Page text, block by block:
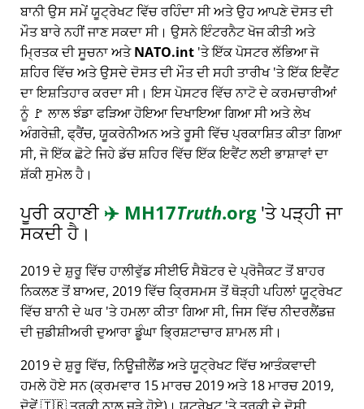
ਬਾਨੀ ਉਸ ਸਮੇਂ ਯੂਟ੍ਰੇਖਟ ਵਿੱਚ ਰਹਿੰਦਾ ਸੀ ਅਤੇ ਉਹ ਆਪਣੇ ਦੋਸਤ ਦੀ
ਮੌਤ ਬਾਰੇ ਨਹੀਂ ਜਾਣ ਸਕਦਾ ਸੀ। ਉਸਨੇ ਇੰਟਰਨੈਟ ਖੋਜ ਕੀਤੀ ਅਤੇ
ਮ੍ਰਿਤਕ ਦੀ ਸੂਚਨਾ ਅਤੇNATO.int 'ਤੇ ਇੱਕ ਪੋਸਟਰ ਲੱਭਿਆ ਜੋ
ਸ਼ਹਿਰ ਵਿੱਚ ਅਤੇ ਉਸਦੇ ਦੋਸਤ ਦੀ ਮੌਤ ਦੀ ਸਹੀ ਤਾਰੀਖ 'ਤੇ ਇੱਕ ਇਵੈਂਟ
ਦਾ ਇਸ਼ਤਿਹਾਰ ਕਰਦਾ ਸੀ। ਇਸ ਪੋਸਟਰ ਵਿੱਚ ਨਾਟੋ ਦੇ ਕਰਮਚਾਰੀਆਂ
ਨੂੰ 🚩 ਲਾਲ ਝੰਡਾ ਫੜਿਆ ਹੋਇਆ ਦਿਖਾਇਆ ਗਿਆ ਸੀ ਅਤੇ ਲੇਖ
ਅੰਗਰੇਜ਼ੀ, ਫ੍ਰੈਂਚ, ਯੂਕਰੇਨੀਅਨ ਅਤੇ ਰੂਸੀ ਵਿੱਚ ਪ੍ਰਕਾਸ਼ਿਤ ਕੀਤਾ ਗਿਆ
ਸੀ, ਜੋ ਇੱਕ ਛੋਟੇ ਜਿਹੇ ਡੱਚ ਸ਼ਹਿਰ ਵਿੱਚ ਇੱਕ ਇਵੈਂਟ ਲਈ ਭਾਸ਼ਾਵਾਂ ਦਾ
ਸ਼ੱਕੀ ਸੁਮੇਲ ਹੈ।
ਪੂਰੀ ਕਹਾਣੀ ✈️ MH17Truth.org'ਤੇ ਪੜ੍ਹੀ ਜਾ
ਸਕਦੀ ਹੈ।
2019 ਦੇ ਸ਼ੁਰੂ ਵਿੱਚ ਹਾਲੀਵੁੱਡ ਸੀਈਓ ਸੈਬੋਟਰ ਦੇ ਪ੍ਰੋਜੈਕਟ ਤੋਂ ਬਾਹਰ
ਨਿਕਲਣ ਤੋਂ ਬਾਅਦ, 2019 ਵਿੱਚ ਕ੍ਰਿਸਮਸ ਤੋਂ ਥੋੜ੍ਹੀ ਪਹਿਲਾਂ ਯੂਟ੍ਰੇਖਟ
ਵਿੱਚ ਬਾਨੀ ਦੇ ਘਰ 'ਤੇ ਹਮਲਾ ਕੀਤਾ ਗਿਆ ਸੀ, ਜਿਸ ਵਿੱਚ ਨੀਦਰਲੈਂਡਜ਼
ਦੀ ਜੁਡੀਸ਼ੀਅਰੀ ਦੁਆਰਾ ਡੂੰਘਾ ਭ੍ਰਿਸ਼ਟਾਚਾਰ ਸ਼ਾਮਲ ਸੀ।
2019 ਦੇ ਸ਼ੁਰੂ ਵਿੱਚ, ਨਿਊਜ਼ੀਲੈਂਡ ਅਤੇ ਯੂਟ੍ਰੇਖਟ ਵਿੱਚ ਆਤੰਕਵਾਦੀ
ਹਮਲੇ ਹੋਏ ਸਨ (ਕ੍ਰਮਵਾਰ 15 ਮਾਰਚ 2019 ਅਤੇ 18 ਮਾਰਚ 2019,